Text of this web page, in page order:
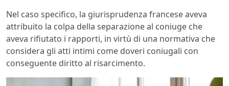
Nel caso specifico, la giurisprudenza francese aveva
attribuito la colpa della separazione al coniuge che
aveva rifiutato i rapporti, in virtù di una normativa che
considera gli atti intimi come doveri coniugali con
conseguente diritto al risarcimento.